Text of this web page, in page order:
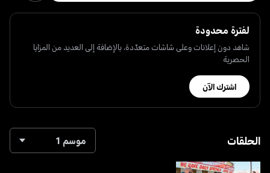
لفترة محدودة
شاهد دون إعلانات وعلى شاشات متعدّدة، بالإضافة إلى العديد من المزايا
الحصرية
اشترك الآن
الحلقات موسم 1